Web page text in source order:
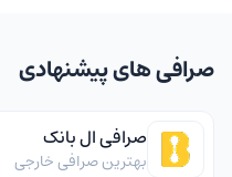
صرافی های پیشنهادی
صرافی ال بانک
بهترین صرافی خارجی